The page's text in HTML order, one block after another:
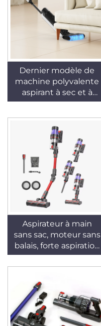
Dernier modèle de
machine polyvalente
aspirant à sec et à
mouillé, aspirateur
hôtels et usage
domestique,
alimentée par
batterie et équipée
d'un moteur sans
balais de 230 W
Aspirateur à main
sans sac, moteur sans
balais, forte aspiration
(200 AW), avec sac,
batterie rechargeable
usage domestique,
automobile et
hôtelier